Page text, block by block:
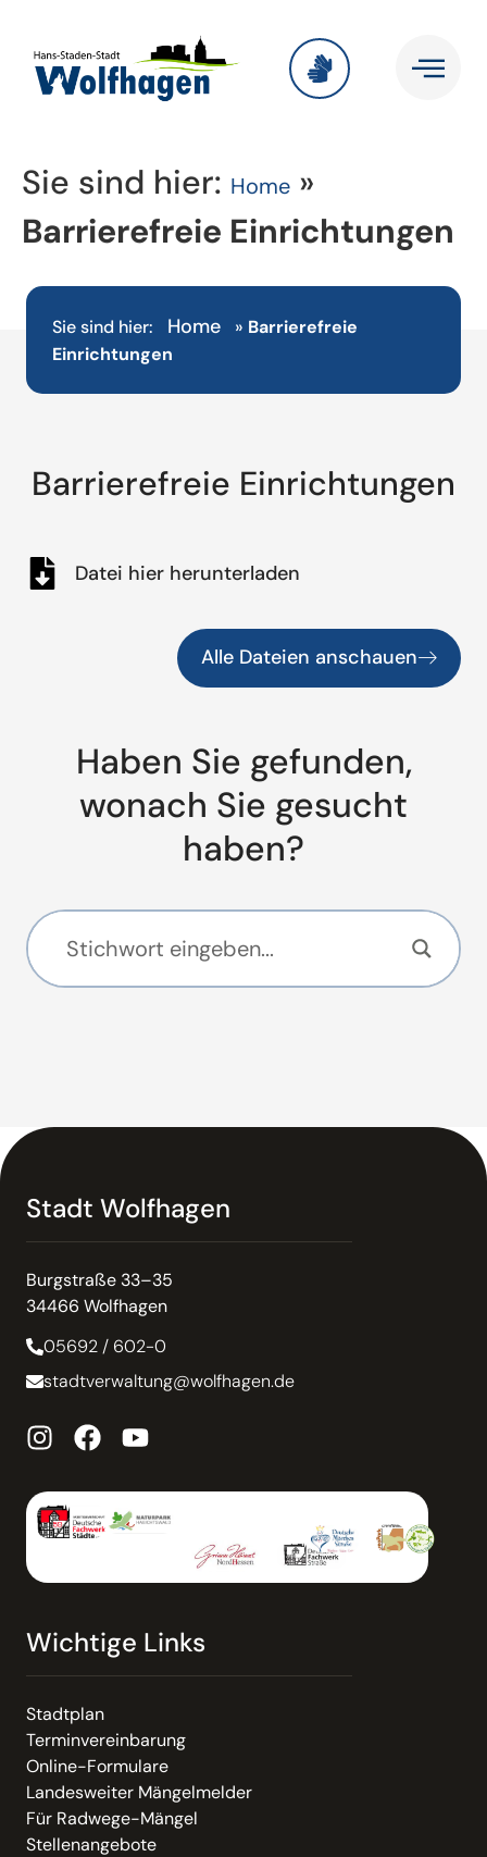
Sie sind hier: Home »
Barrierefreie Einrichtungen
Sie sind hier: Home » Barrierefreie
Einrichtungen
Barrierefreie Einrichtungen
Datei hier herunterladen
Alle Dateien anschauen
Haben Sie gefunden,
wonach Sie gesucht
haben?
Stadt Wolfhagen
Burgstraße 33–35
34466 Wolfhagen
05692 / 602-0
stadtverwaltung@wolfhagen.de
Wichtige Links
Stadtplan
Terminvereinbarung
Online-Formulare
Landesweiter Mängelmelder
Für Radwege-Mängel
Stellenangebote